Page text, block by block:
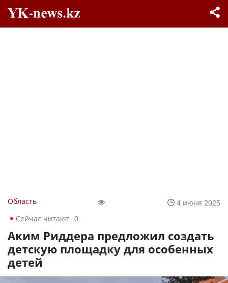
Область
4 июня 2025
Сейчас читают: 0
Аким Риддера предложил создать
детскую площадку для особенных
детей